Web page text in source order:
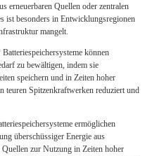
erneuerbaren Quellen oder zentralen
ist besonders in Entwicklungsregionen
mangelt.
können
zu bewältigen, indem sie
speichern und in Zeiten hoher
teuren Spitzenkraftwerken reduziert und
ermöglichen
überschüssiger Energie aus
zur Nutzung in Zeiten hoher